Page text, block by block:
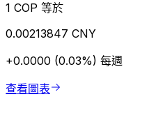
1 COP 等於
0.00213847 CNY
+0.0000 (0.03%) 每週
查看圖表